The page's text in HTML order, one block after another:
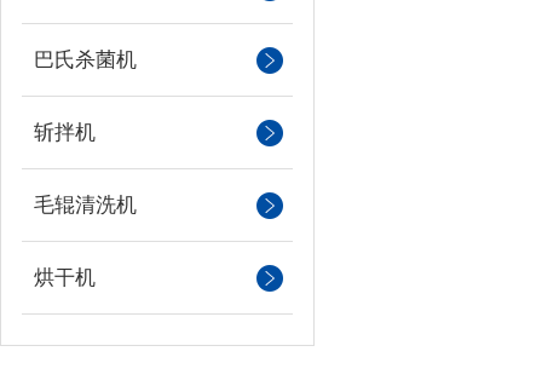
巴氏杀菌机
斩拌机
毛辊清洗机
烘干机